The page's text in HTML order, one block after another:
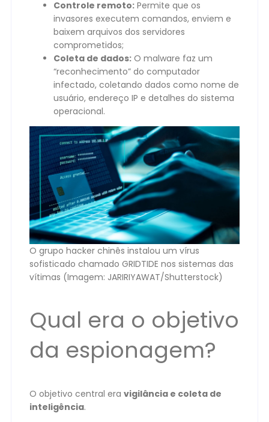
Controle remoto: Permite que os
invasores executem comandos, enviem e
baixem arquivos dos servidores
comprometidos;
Coleta de dados: O malware faz um
“reconhecimento” do computador
infectado, coletando dados como nome de
usuário, endereço IP e detalhes do sistema
operacional.
O grupo hacker chinês instalou um vírus
sofisticado chamado GRIDTIDE nos sistemas das
vítimas (Imagem: JARIRIYAWAT/Shutterstock)
Qual era o objetivo
da espionagem?
O objetivo central era vigilância e coleta de
inteligência.